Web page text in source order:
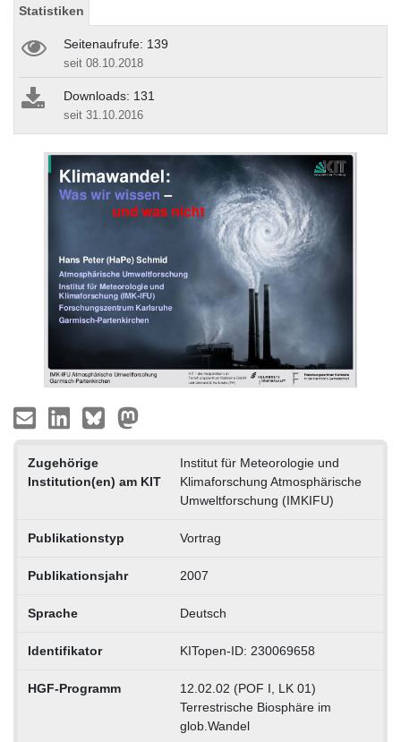
Statistiken
Seitenaufrufe: 139
seit 08.10.2018
Downloads: 131
seit 31.10.2016
Zugehörige
Institution(en) am KIT
Institut für Meteorologie und
Klimaforschung Atmosphärische
Umweltforschung (IMKIFU)
Publikationstyp Vortrag
Publikationsjahr 2007
Sprache Deutsch
Identifikator KITopen-ID: 230069658
HGF-Programm
12.02.02 (POF I, LK 01)
Terrestrische Biosphäre im
glob.Wandel